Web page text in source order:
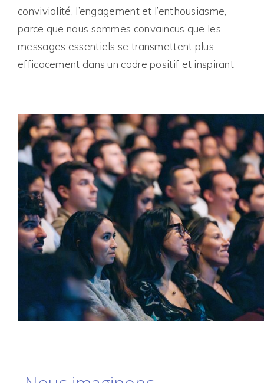
convivialité, l’engagement et l’enthousiasme,
parce que nous sommes convaincus que les
messages essentiels se transmettent plus
efficacement dans un cadre positif et inspirant